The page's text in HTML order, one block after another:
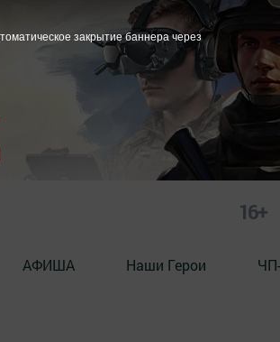
16+
АФИША Наши Герои
закрытие баннера через